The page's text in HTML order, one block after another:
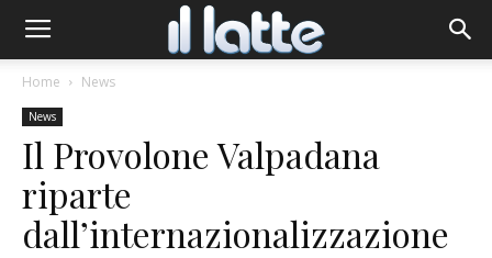
Home News
News
Il Provolone Valpadana
riparte
dall’internazionalizzazione